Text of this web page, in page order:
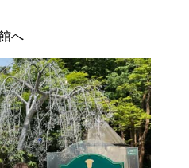
へ